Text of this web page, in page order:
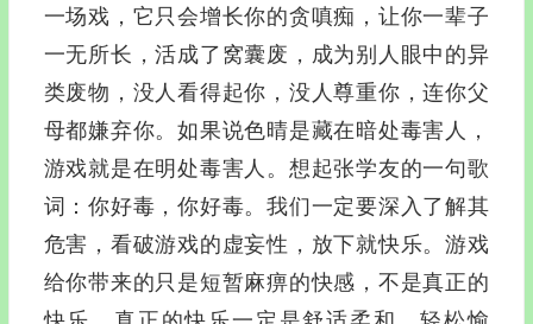
一场戏，它只会增长你的贪嗔痴，让你一辈子
一无所长，活成了窝囊废，成为别人眼中的异
类废物，没人看得起你，没人尊重你，连你父
母都嫌弃你。如果说色晴是藏在暗处毒害人，
游戏就是在明处毒害人。想起张学友的一句歌
词：你好毒，你好毒。我们一定要深入了解其
危害，看破游戏的虚妄性，放下就快乐。游戏
给你带来的只是短暂麻痹的快感，不是真正的